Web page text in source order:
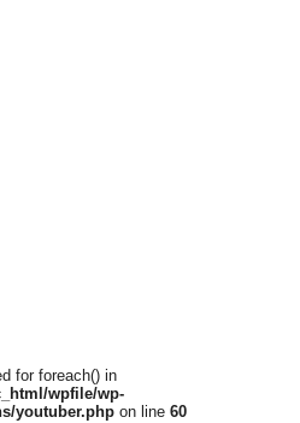
for foreach() in
wpfile/wp-
youtuber.php on line 60